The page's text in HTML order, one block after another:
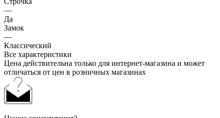
—
Да
Замок
—
Классический
Все характеристики
Цена действительна только для интернет-магазина и может
отличаться от цен в розничных магазинах